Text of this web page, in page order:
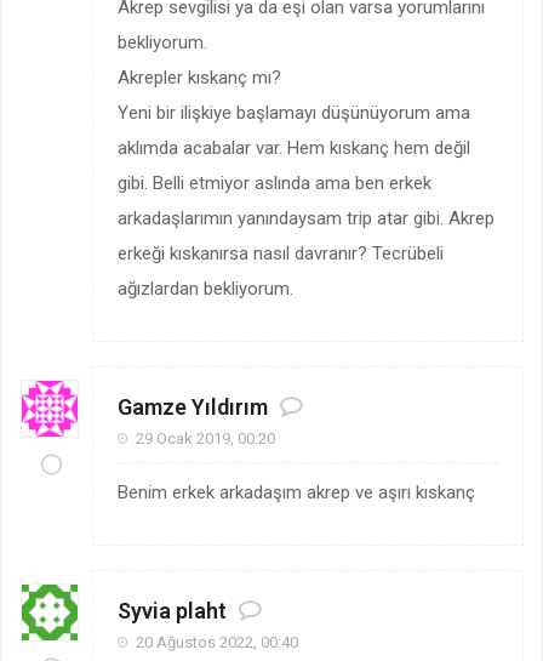
Akrep sevgilisi ya da eşi olan varsa yorumlarını
bekliyorum.
Akrepler kıskanç mı?
Yeni bir ilişkiye başlamayı düşünüyorum ama
aklımda acabalar var. Hem kıskanç hem değil
gibi. Belli etmiyor aslında ama ben erkek
arkadaşlarımın yanındaysam trip atar gibi. Akrep
erkeği kıskanırsa nasıl davranır? Tecrübeli
ağızlardan bekliyorum.
Gamze Yıldırım
29 Ocak 2019, 00:20
Benim erkek arkadaşım akrep ve aşırı kıskanç
Syvia plaht
20 Ağustos 2022, 00:40